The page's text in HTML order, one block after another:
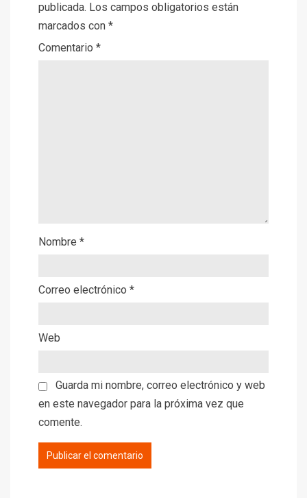
publicada. Los campos obligatorios están
marcados con *
Comentario *
Nombre *
Correo electrónico *
Web
Guarda mi nombre, correo electrónico y web
en este navegador para la próxima vez que
comente.